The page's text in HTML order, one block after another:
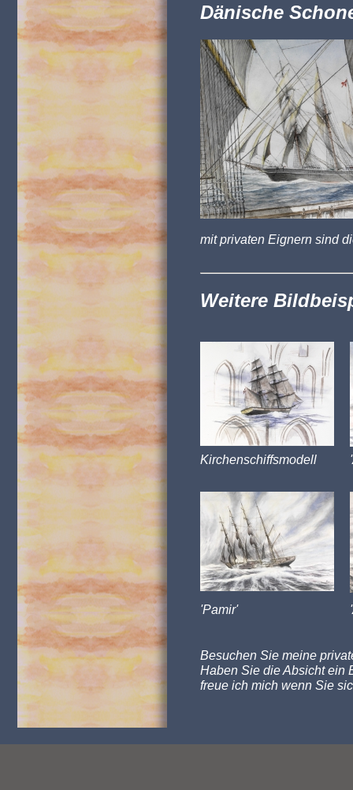
Dänische
mit privaten Eignern sind
Weitere
Kirchenschiffsmodell
'Pamir'
Besuchen Sie meine
Haben Sie die Absicht ein
freue ich mich wenn Sie